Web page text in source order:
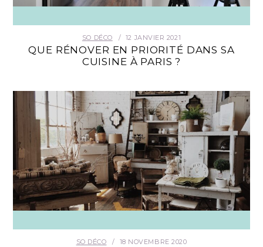
SO DÉCO 12 JANVIER 2021
QUE RÉNOVER EN PRIORITÉ DANS SA
CUISINE À PARIS ?
SO DÉCO 18 NOVEMBRE 2020